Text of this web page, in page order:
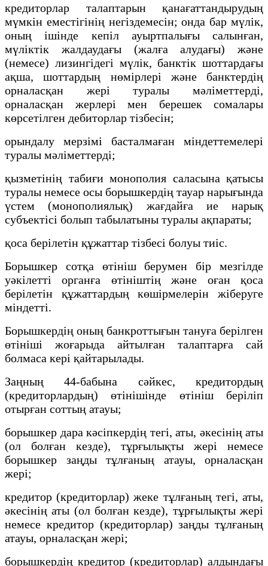
кредиторлар талаптарын қанағаттандырудың
мүмкiн еместiгiнiң негiздемесiн; онда бар мүлiк,
оның iшiнде кепiл ауыртпалығы салынған,
мүліктік жалдаудағы (жалға алудағы) және
(немесе) лизингідегі мүлiк, банктік шоттардағы
ақша, шоттардың нөмiрлерi және банктердiң
орналасқан жерi туралы мәлiметтердi,
орналасқан жерлерi мен берешек сомалары
көрсетiлген дебиторлар тiзбесiн;
орындалу мерзiмi басталмаған мiндеттемелерi
туралы мәлiметтердi;
қызметiнiң табиғи монополия саласына қатысы
туралы немесе осы борышкердiң тауар нарығында
үстем (монополиялық) жағдайға ие нарық
субъектiсi болып табылатыны туралы ақпараты;
қоса берiлетiн құжаттар тiзбесi болуы тиiс.
Борышкер сотқа өтініш берумен бір мезгілде
уәкiлеттi органға өтiнiштiң және оған қоса
берiлетiн құжаттардың көшiрмелерiн жiберуге
мiндеттi.
Борышкердің оның банкроттығын тануға берілген
өтініші жоғарыда айтылған талаптарға сай
болмаса кері қайтарылады.
Заңның 44-бабына сәйкес, кредитордың
(кредиторлардың) өтiнiшiнде өтiнiш берiлiп
отырған соттың атауы;
борышкер дара кәсiпкердiң тегi, аты, әкесiнiң аты
(ол болған кезде), тұрғылықты жерi немесе
борышкер заңды тұлғаның атауы, орналасқан
жерi;
кредитор (кредиторлар) жеке тұлғаның тегi, аты,
әкесiнiң аты (ол болған кезде), тұрғылықты жерi
немесе кредитор (кредиторлар) заңды тұлғаның
атауы, орналасқан жерi;
борышкердiң кредитор (кредиторлар) алдындағы